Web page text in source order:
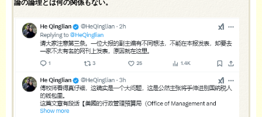
論の論理とは何の関係もない。